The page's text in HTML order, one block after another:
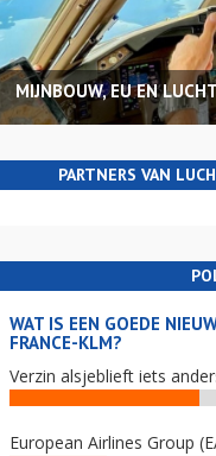
MIJNBOUW, EU EN
PARTNERS VAN
WAT IS EEN GOEDE
FRANCE-KLM?
Verzin alsjeblieft iets
European Airlines Group